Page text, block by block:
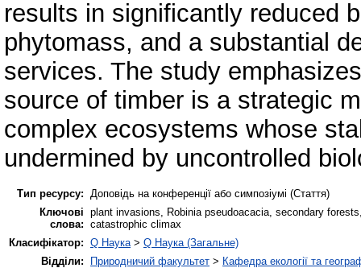
results in significantly reduced
phytomass, and a substantial
services. The study
source of timber is a strategic
complex ecosystems whose
undermined by uncontrolled
Тип ресурсу:
Доповідь на конференції або симпозіумі (Стаття)
Ключові
слова:
plant invasions, Robinia pseudoacacia, secondary
catastrophic climax
Класифікатор: Q Наука > Q Наука (Загальне)
Відділи:
Природничий факультет > Кафедра екології та